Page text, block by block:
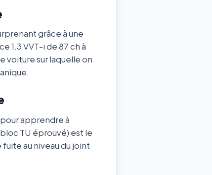
grâce à une
1.3 VVT-i de 87 ch à
voiture sur laquelle on
apprendre à
TU éprouvé) est le
au niveau du joint